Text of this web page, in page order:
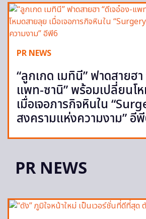
PR NEWS
“ลูกเกด เมทินี” ฟาดสายฮา
แพท-ซานิ” พร้อมเปลี่ยนโ
เมื่อเจอภารกิจหินใน
สงครามแห่งความงาม” อี
PR NEWS